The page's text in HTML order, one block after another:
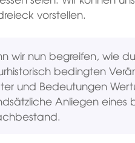
vorstellen.
wir nun begreifen, wie
bedingten
und Bedeutungen
Anliegen eines